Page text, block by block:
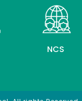
NCS